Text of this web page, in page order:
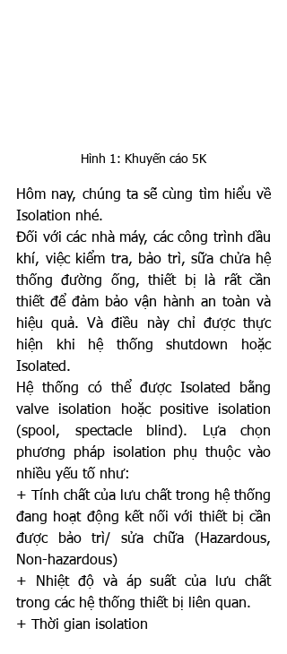
Hình 1: Khuyến cáo 5K
Hôm nay, chúng ta sẽ cùng tìm hiểu về
Isolation nhé.
Đối với các nhà máy, các công trình dầu
khí, việc kiểm tra, bảo trì, sữa chửa hệ
thống đường ống, thiết bị là rất cần
thiết để đảm bảo vận hành an toàn và
hiệu quả. Và điều này chỉ được thực
hiện khi hệ thống shutdown hoặc
Isolated.
Hệ thống có thể được Isolated bằng
valve isolation hoặc positive isolation
(spool, spectacle blind). Lựa chọn
phương pháp isolation phụ thuộc vào
nhiều yếu tố như:
+ Tính chất của lưu chất trong hệ thống
đang hoạt động kết nối với thiết bị cần
được bảo trì/ sửa chữa (Hazardous,
Non-hazardous)
+ Nhiệt độ và áp suất của lưu chất
trong các hệ thống thiết bị liên quan.
+ Thời gian isolation